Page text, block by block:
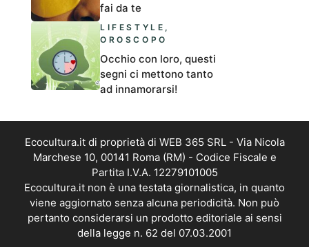
fai da te
LIFESTYLE ,
OROSCOPO
Occhio con loro, questi
segni ci mettono tanto
ad innamorarsi!
Ecocultura.it di proprietà di WEB 365 SRL - Via Nicola
Marchese 10, 00141 Roma (RM) - Codice Fiscale e
Partita I.V.A. 12279101005
Ecocultura.it non è una testata giornalistica, in quanto
viene aggiornato senza alcuna periodicità. Non può
pertanto considerarsi un prodotto editoriale ai sensi
della legge n. 62 del 07.03.2001